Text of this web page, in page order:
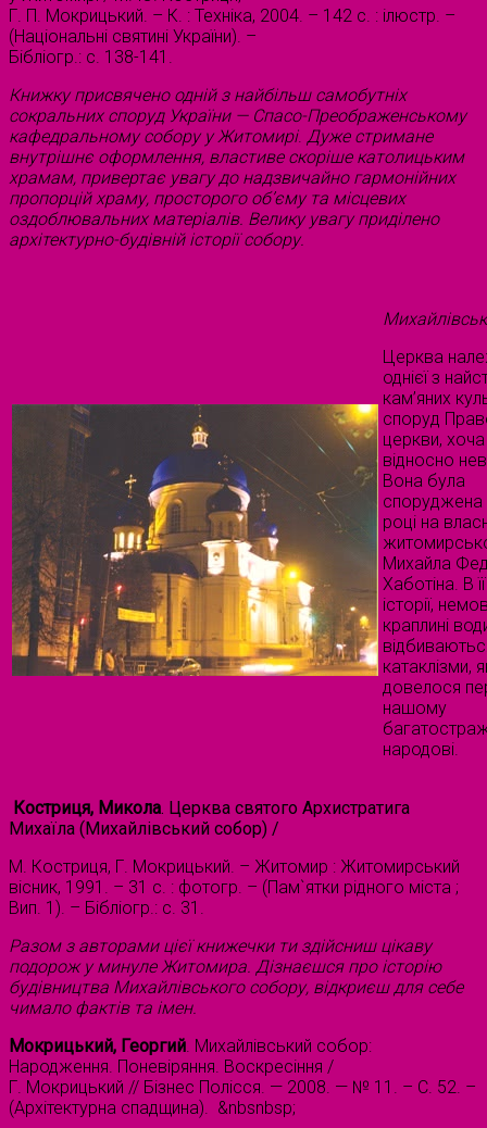
Г. П. Мокрицький. – К. : Техніка, 2004. – 142 с. : ілюстр. –
(Національні святині України). –
Бібліогр.: с. 138-141.
Книжку присвячено одній з найбільш самобутніх
сокральних споруд України — Спасо-Преображенському
кафедральному собору у Житомирі. Дуже стримане
внутрішнє оформлення, властиве скоріше католицьким
храмам, привертає увагу до надзвичайно гармонійних
пропорцій храму, просторого об’єму та місцевих
оздоблювальних матеріалів. Велику увагу приділено
архітектурно-будівній історії собору.
Церква
однієї з
кам’яних
споруд
церкви, хоча
відносно
Вона була
споруджена
році на
Михайла
Хаботіна. В
історії,
краплині
катаклізми,
довелося
нашому
народові.
Костриця, Микола. Церква святого Архистратига
Михаїла (Михайлівський собор) /
М. Костриця, Г. Мокрицький. – Житомир : Житомирський
вісник, 1991. – 31 с. : фотогр. – (Пам`ятки рідного міста ;
Вип. 1). – Бібліогр.: с. 31.
Разом з авторами цієї книжечки ти здійсниш цікаву
подорож у минуле Житомира. Дізнаєшся про історію
будівництва Михайлівського собору, відкриєш для себе
чимало фактів та імен.
Мокрицький, Георгий. Михайлівський собор:
Народження. Поневіряння. Воскресіння /
Г. Мокрицький // Бізнес Полісся. — 2008. — № 11. – С. 52. –
(Архітектурна спадщина). &nbsnbsp;